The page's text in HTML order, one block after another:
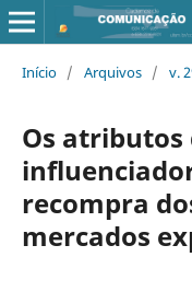
Início / Arquivos / v.
Os
recompra
mercados